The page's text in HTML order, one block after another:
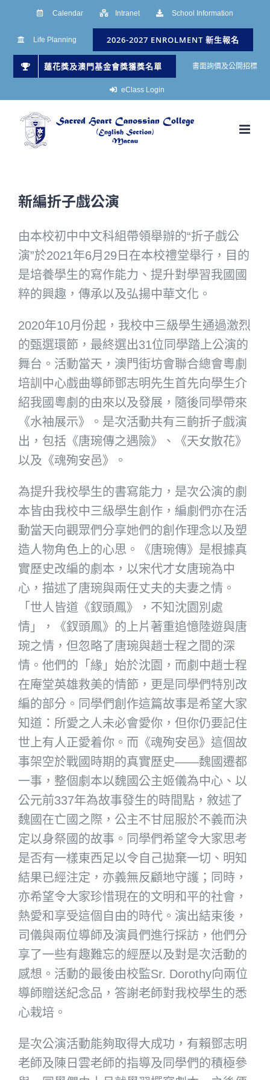
Calendar Intranet School Information
Life Planning 2026-2027 ENROLMENT 新生報名
蓮花獎及澳門基金會獎獲獎名單 書面詢價及公開招標
eClass Login
新編折子戲公演
由本校初中中文科組帶領舉辦的“折子戲公
演”於2021年6月29日在本校禮堂舉行，目的
是培養學生的寫作能力、提升對學習我國國
粹的興趣，傳承以及弘揚中華文化。
2020年10月份起，我校中三級學生通過激烈
的甄選環節，最終選出31位同學踏上公演的
舞台。活動當天，澳門街坊會聯合總會粵劇
培訓中心戲曲導師鄧志明先生首先向學生介
紹我國粵劇的由來以及發展，隨後同學帶來
《水袖展示》。是次活動共有三齣折子戲演
出，包括《唐琬傳之遇險》、《天女散花》
以及《魂殉安邑》。
為提升我校學生的書寫能力，是次公演的劇
本皆由我校中三級學生創作，編劇們亦在活
動當天向觀眾們分享她們的創作理念以及塑
造人物角色上的心思。《唐琬傳》是根據真
實歷史改編的劇本，以宋代才女唐琬為中
心，描述了唐琬與兩任丈夫的夫妻之情。
「世人皆道《釵頭鳳》，不知沈園別處
情」，《釵頭鳳》的上片著重追憶陸遊與唐
琬之情，但忽略了唐琬與趙士程之間的深
情。他們的「緣」始於沈園，而劇中趙士程
在庵堂英雄救美的情節，更是同學們特別改
編的部分。同學們創作這篇故事是希望大家
知道：所愛之人未必會愛你，但你仍要記住
世上有人正愛着你。而《魂殉安邑》這個故
事架空於戰國時期的真實歷史——魏國遷都
一事，整個劇本以魏國公主姬儀為中心、以
公元前337年為故事發生的時間點，敘述了
魏國在亡國之際，公主不甘屈服於不義而決
定以身祭國的故事。同學們希望令大家思考
是否有一樣東西足以令自己拋棄一切、明知
結果已經注定，亦義無反顧地守護；同時，
亦希望令大家珍惜現在的文明和平的社會，
熱愛和享受這個自由的時代。演出結束後，
司儀與兩位導師及演員們進行採訪，他們分
享了一些有趣難忘的經歷以及對是次活動的
感想。活動的最後由校監Sr. Dorothy向兩位
導師贈送紀念品，答謝老師對我校學生的悉
心栽培。
是次公演活動能夠取得大成功，有賴鄧志明
老師及陳日雲老師的指導及同學們的積極參